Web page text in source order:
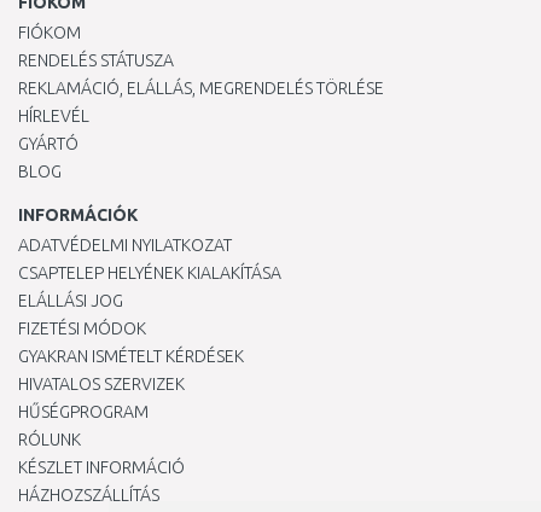
FIÓKOM
RENDELÉS STÁTUSZA
REKLAMÁCIÓ, ELÁLLÁS, MEGRENDELÉS TÖRLÉSE
HÍRLEVÉL
GYÁRTÓ
BLOG
INFORMÁCIÓK
ADATVÉDELMI NYILATKOZAT
CSAPTELEP HELYÉNEK KIALAKÍTÁSA
ELÁLLÁSI JOG
FIZETÉSI MÓDOK
GYAKRAN ISMÉTELT KÉRDÉSEK
HIVATALOS SZERVIZEK
HŰSÉGPROGRAM
RÓLUNK
KÉSZLET INFORMÁCIÓ
HÁZHOZSZÁLLÍTÁS